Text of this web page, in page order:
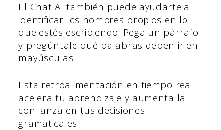
El Chat AI también puede ayudarte a
identificar los nombres propios en lo
que estés escribiendo. Pega un párrafo
y pregúntale qué palabras deben ir en
mayúsculas.
Esta retroalimentación en tiempo real
acelera tu aprendizaje y aumenta la
confianza en tus decisiones
gramaticales.